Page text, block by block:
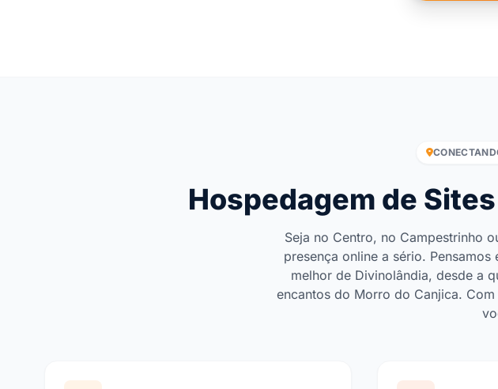
Hospedagem de
Seja no Centro, no Campestrinho
presença online a sério.
melhor de Divinolândia, desde a
encantos do Morro do Canjica.